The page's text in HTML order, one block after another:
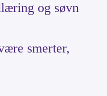
og søvn
smerter,